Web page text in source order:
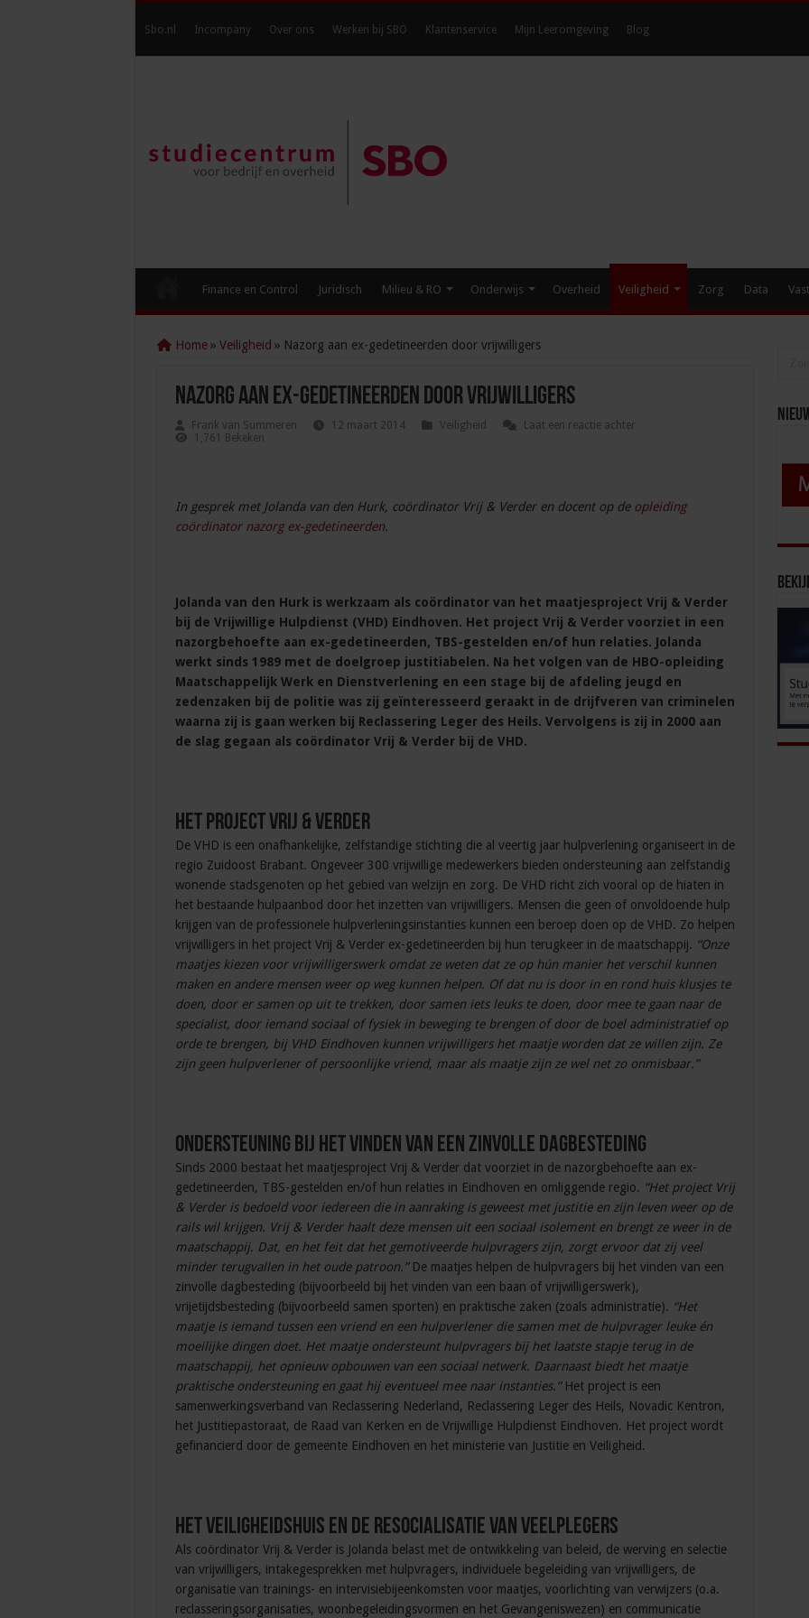
Sbo.nl Incompany Over ons Werken bij SBO Klantenservice Mijn Leeromgeving Blog
Finance en Control Juridisch Milieu & RO Onderwijs Overheid Veiligheid Zorg Data
Home » Veiligheid » Nazorg aan ex-gedetineerden door vrijwilligers
Nazorg aan ex-gedetineerden door vrijwilligers
Frank van Summeren 12 maart 2014 Veiligheid
Laat een reactie achter
1,761 Bekeken
In gesprek met Jolanda van den Hurk, coördinator Vrij & Verder en docent op de opleiding
coördinator nazorg ex-gedetineerden.
Jolanda van den Hurk is werkzaam als coördinator van het maatjesproject Vrij & Verder
bij de Vrijwillige Hulpdienst (VHD) Eindhoven. Het project Vrij & Verder voorziet in een
nazorgbehoefte aan ex-gedetineerden, TBS-gestelden en/of hun relaties. Jolanda
werkt sinds 1989 met de doelgroep justitiabelen. Na het volgen van de HBO-opleiding
Maatschappelijk Werk en Dienstverlening en een stage bij de afdeling jeugd en
zedenzaken bij de politie was zij geïnteresseerd geraakt in de drijfveren van criminelen
waarna zij is gaan werken bij Reclassering Leger des Heils. Vervolgens is zij in 2000 aan
de slag gegaan als coördinator Vrij & Verder bij de VHD.
Het project Vrij & Verder
De VHD is een onafhankelijke, zelfstandige stichting die al veertig jaar hulpverlening organiseert in de
regio Zuidoost Brabant. Ongeveer 300 vrijwillige medewerkers bieden ondersteuning aan zelfstandig
wonende stadsgenoten op het gebied van welzijn en zorg. De VHD richt zich vooral op de hiaten in
het bestaande hulpaanbod door het inzetten van vrijwilligers. Mensen die geen of onvoldoende hulp
krijgen van de professionele hulpverleningsinstanties kunnen een beroep doen op de VHD. Zo helpen
vrijwilligers in het project Vrij & Verder ex-gedetineerden bij hun terugkeer in de maatschappij. “Onze
maatjes kiezen voor vrijwilligerswerk omdat ze weten dat ze op hún manier het verschil kunnen
maken en andere mensen weer op weg kunnen helpen. Of dat nu is door in en rond huis klusjes te
doen, door er samen op uit te trekken, door samen iets leuks te doen, door mee te gaan naar de
specialist, door iemand sociaal of fysiek in beweging te brengen of door de boel administratief op
orde te brengen, bij VHD Eindhoven kunnen vrijwilligers het maatje worden dat ze willen zijn. Ze
zijn geen hulpverlener of persoonlijke vriend, maar als maatje zijn ze wel net zo onmisbaar.”
Ondersteuning bij het vinden van een zinvolle dagbesteding
Sinds 2000 bestaat het maatjesproject Vrij & Verder dat voorziet in de nazorgbehoefte aan ex-
gedetineerden, TBS-gestelden en/of hun relaties in Eindhoven en omliggende regio. “Het project Vrij
& Verder is bedoeld voor iedereen die in aanraking is geweest met justitie en zijn leven weer op de
rails wil krijgen. Vrij & Verder haalt deze mensen uit een sociaal isolement en brengt ze weer in de
maatschappij. Dat, en het feit dat het gemotiveerde hulpvragers zijn, zorgt ervoor dat zij veel
minder terugvallen in het oude patroon.” De maatjes helpen de hulpvragers bij het vinden van een
zinvolle dagbesteding (bijvoorbeeld bij het vinden van een baan of vrijwilligerswerk),
vrijetijdsbesteding (bijvoorbeeld samen sporten) en praktische zaken (zoals administratie). “Het
maatje is iemand tussen een vriend en een hulpverlener die samen met de hulpvrager leuke én
moeilijke dingen doet. Het maatje ondersteunt hulpvragers bij het laatste stapje terug in de
maatschappij, het opnieuw opbouwen van een sociaal netwerk. Daarnaast biedt het maatje
praktische ondersteuning en gaat hij eventueel mee naar instanties.”Het project is een
samenwerkingsverband van Reclassering Nederland, Reclassering Leger des Heils, Novadic Kentron,
het Justitiepastoraat, de Raad van Kerken en de Vrijwillige Hulpdienst Eindhoven. Het project wordt
gefinancierd door de gemeente Eindhoven en het ministerie van Justitie en Veiligheid.
Het Veiligheidshuis en de resocialisatie van veelplegers
Als coördinator Vrij & Verder is Jolanda belast met de ontwikkeling van beleid, de werving en selectie
van vrijwilligers, intakegesprekken met hulpvragers, individuele begeleiding van vrijwilligers, de
organisatie van trainings- en intervisiebijeenkomsten voor maatjes, voorlichting van verwijzers (o.a.
reclasseringsorganisaties, woonbegeleidingsvormen en het Gevangeniswezen) en communicatie